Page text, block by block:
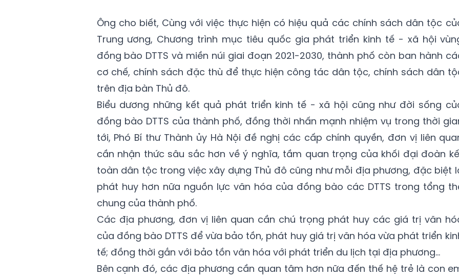
Ông cho biết, Cùng với việc thực hiện có hiệu quả các chính sách dân tộc
Trung ương, Chương trình mục tiêu quốc gia phát triển kinh tế - xã hội
đồng bào DTTS và miền núi giai đoạn 2021-2030, thành phố còn ban hành
cơ chế, chính sách đặc thù để thực hiện công tác dân tộc, chính sách dân
trên địa bàn Thủ đô.
Biểu dương những kết quả phát triển kinh tế - xã hội cũng như đời sống
đồng bào DTTS của thành phố, đồng thời nhấn mạnh nhiệm vụ trong thời
tới, Phó Bí thư Thành ủy Hà Nội đề nghị các cấp chính quyền, đơn vị liên
cần nhận thức sâu sắc hơn về ý nghĩa, tầm quan trọng của khối đại đoàn
toàn dân tộc trong việc xây dựng Thủ đô cũng như mỗi địa phương, đặc biệt
phát huy hơn nữa nguồn lực văn hóa của đồng bào các DTTS trong tổng
chung của thành phố.
Các địa phương, đơn vị liên quan cần chú trọng phát huy các giá trị văn
của đồng bào DTTS để vừa bảo tồn, phát huy giá trị văn hóa vừa phát triển
tế; đồng thời gắn với bảo tồn văn hóa với phát triển du lịch tại địa phương...
Bên cạnh đó, các địa phương cần quan tâm hơn nữa đến thế hệ trẻ là con